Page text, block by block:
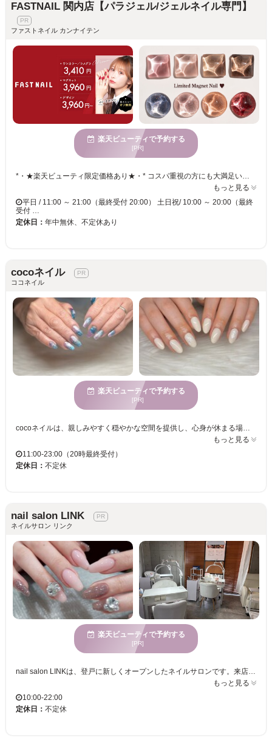
FASTNAIL 関内店【パラジェル/ジェルネイル専門】
ファストネイル カンナイテン
楽天ビューティで予約する
[PR]
*・★楽天ビューティ限定価格あり★・* コスパ重視の方にも大満足いただいています！ ☑ 忙しい方にも嬉しい【時短ネイル】 ☑ 落ち着いた空間で【リラックス施術】 ☑ シンプル〜トレンド・ニュアンスまで【幅広いデザイン対応】 皆様のお悩み・理想に近づけるよう、 精一杯お施術させて頂きます。 リーズナブルな価格と丁寧な施術で リラックスできるひとときをお過ごしください。
もっと見る
平日 / 11:00 ～ 21:00（最終受付 20:00） 土日祝/ 10:00 ～ 20:00（最終
受付 …
定休日： 年中無休、不定休あり
cocoネイル
ココネイル
楽天ビューティで予約する
[PR]
cocoネイルは、親しみやすく穏やかな空間を提供し、心身が休まる場所で癒しのひとときを過ごせます。初めての方でも安心して来店できるサロンなので、緊張せずにリラックスした時間をお楽しみいただけます。cocoネイルでは、年齢や性別を問わず様々なお客様が利用されています。お客様のニーズに合わせたサービスを心掛けており、お子様連れのママさんや男性の方も気軽にご利用いただけます。親しみやすく居心地の良い空間で、自分らしさを手に入れませんか？cocoネイルで、満足度の高いサービスを体験してください。
もっと見る
11:00-23:00（20時最終受付）
定休日： 不定休
nail salon LINK
ネイルサロン リンク
楽天ビューティで予約する
[PR]
nail salon LINKは、登戸に新しくオープンしたネイルサロンです。来店されたお客様には、様々なサービスや割引をご用意しておりますので、お得に利用できます。静かで穏やかな時間を過ごせる環境が整えられており、心が整う静かな雰囲気が感じられます。このサロンでは、幅広い年齢層のお客様に対応し、多様な年齢に向けたサービスを提供しております。リーズナブルな価格設定で、何度でも通える嬉しい価格が魅力です。さらにお子様連れでも安心してご利用いただける設備が整っており、クレジットカードでの支払いも可能です。新しい自分への変身を楽しむなら、ぜひnail salon LINKをご利用ください。
もっと見る
10:00-22:00
定休日： 不定休